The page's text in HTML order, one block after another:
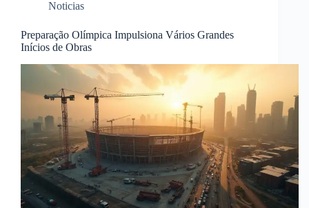
Noticias
Preparação Olímpica Impulsiona Vários Grandes
Inícios de Obras